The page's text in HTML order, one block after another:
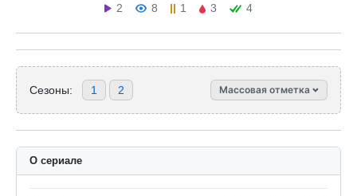
2
8 1 3 4
Сезоны: 1 2 Массовая отметка
О сериале